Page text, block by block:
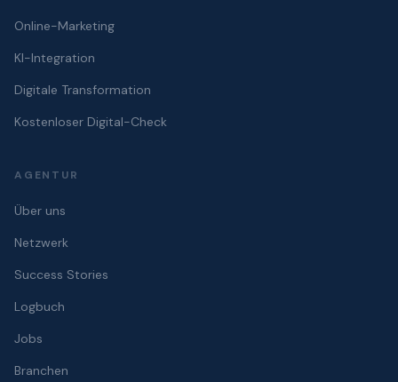
Online-Marketing
KI-Integration
Digitale Transformation
Kostenloser Digital-Check
AGENTUR
Über uns
Netzwerk
Success Stories
Logbuch
Jobs
Branchen